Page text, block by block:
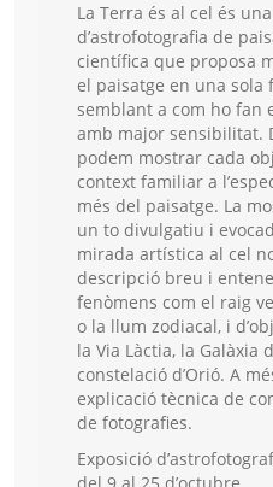
La Terra és al cel és
d’astrofotografia de
científica que proposa
el paisatge en una sola
semblant a com ho fan
amb major sensibilitat.
podem mostrar cada
context familiar a
més del paisatge. La
un to divulgatiu i
mirada artística al cel
descripció breu i
fenòmens com el raig
o la llum zodiacal, i
la Via Làctia, la Galàxia
constelació d’Orió. A
explicació tècnica de
de fotografies.
Exposició